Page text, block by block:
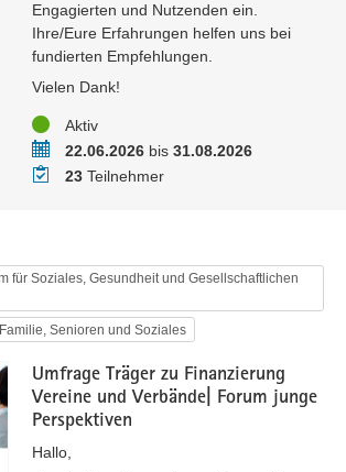
Engagierten und Nutzenden ein.
Ihre/Eure Erfahrungen helfen uns bei
fundierten Empfehlungen.
Vielen Dank!
StatusAktiv
Zeitraum22.06.2026bis 31.08.2026
Teilnehmer
23Teilnehmer
für Soziales, Gesundheit und Gesellschaftlichen
Senioren und Soziales
Umfrage Träger zu Finanzierung
Vereine und Verbände| Forum junge
Perspektiven
Hallo,